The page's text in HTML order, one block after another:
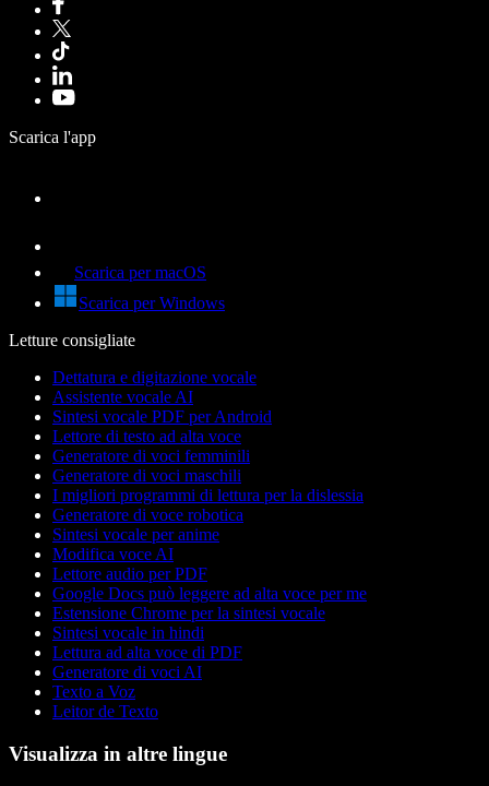
Scarica l'app
Scarica per macOS
Scarica per Windows
Letture consigliate
Dettatura e digitazione vocale
Assistente vocale AI
Sintesi vocale PDF per Android
Lettore di testo ad alta voce
Generatore di voci femminili
Generatore di voci maschili
I migliori programmi di lettura per la dislessia
Generatore di voce robotica
Sintesi vocale per anime
Modifica voce AI
Lettore audio per PDF
Google Docs può leggere ad alta voce per me
Estensione Chrome per la sintesi vocale
Sintesi vocale in hindi
Lettura ad alta voce di PDF
Generatore di voci AI
Texto a Voz
Leitor de Texto
Visualizza in altre lingue